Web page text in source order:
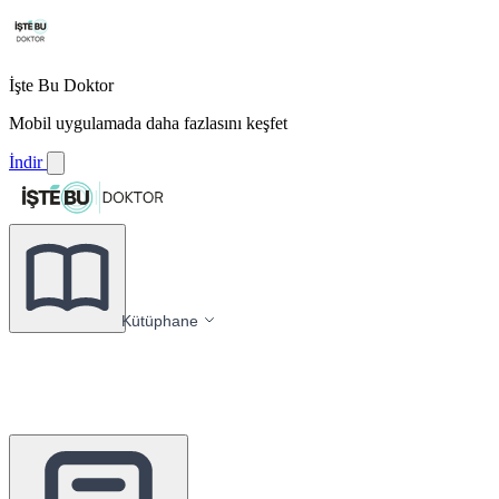
İşte Bu Doktor
Mobil uygulamada daha fazlasını keşfet
İndir
Kütüphane